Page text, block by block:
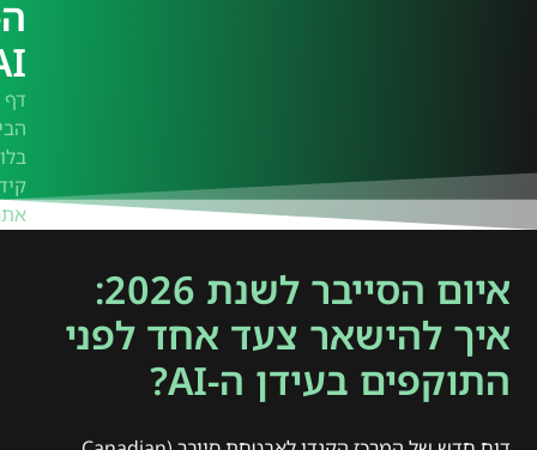
דף
איום הסייבר לשנת 2026:
איך להישאר צעד אחד לפני
התוקפים בעידן ה-AI?